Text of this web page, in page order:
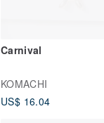
Carnival
KOMACHI
US$ 16.04